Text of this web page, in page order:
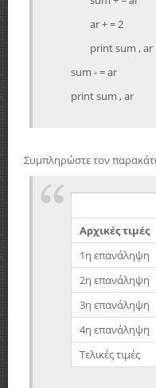
ar + = 2
print sum , ar
sum - = ar
print sum , ar
Συμπληρώστε τον
Αρχικές τιμές
1η επανάληψη
2η επανάληψη
3η επανάληψη
4η επανάληψη
Τελικές τιμές